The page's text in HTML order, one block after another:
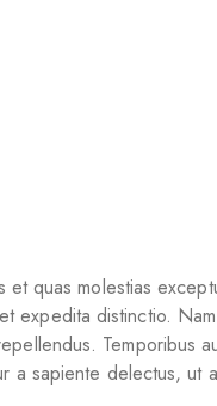
quas molestias
expedita distinctio.
Temporibus
sapiente delectus, ut